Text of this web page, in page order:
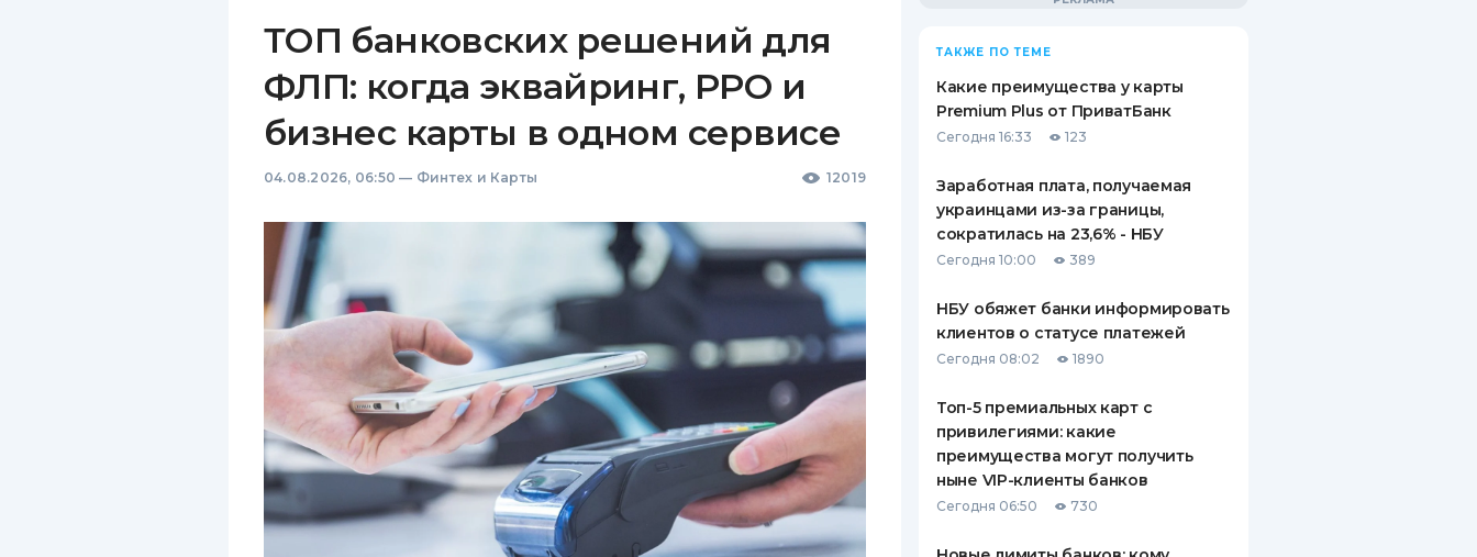
ТОП банковских решений для
ФЛП: когда эквайринг, РРО и
бизнес карты в одном сервисе
04.08.2026, 06:50 — Финтех и Карты 12019
ТАКЖЕ ПО ТЕМЕ
Какие преимущества у карты
Premium Plus от ПриватБанк
Сегодня 16:33 123
Заработная плата, получаемая
украинцами из-за границы,
сократилась на 23,6% - НБУ
Сегодня 10:00 389
НБУ обяжет банки информировать
клиентов о статусе платежей
Сегодня 08:02 1890
Топ-5 премиальных карт с
привилегиями: какие
преимущества могут получить
ныне VIP-клиенты банков
Сегодня 06:50 730